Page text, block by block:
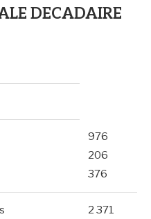
DECADAIRE
976
206
376
2 371